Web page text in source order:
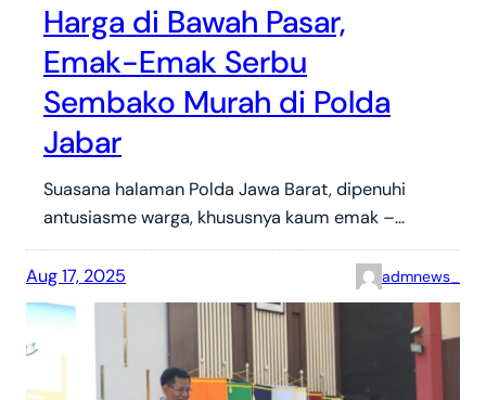
Harga di Bawah Pasar,
Emak-Emak Serbu
Sembako Murah di Polda
Jabar
Suasana halaman Polda Jawa Barat, dipenuhi
antusiasme warga, khususnya kaum emak –…
Aug 17, 2025 admnews_